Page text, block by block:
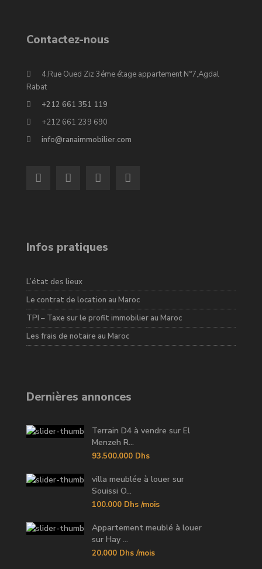
Contactez-nous
4,Rue Oued Ziz 3éme étage appartement N°7,Agdal
Rabat
+212 661 351 119
+212 661 239 690
info@ranaimmobilier.com
Infos pratiques
L’état des lieux
Le contrat de location au Maroc
TPI – Taxe sur le profit immobilier au Maroc
Les frais de notaire au Maroc
Dernières annonces
Terrain D4 à vendre sur El
Menzeh R...
93.500.000 Dhs
villa meublée à louer sur
Souissi O...
100.000 Dhs /mois
Appartement meublé à louer
sur Hay ...
20.000 Dhs /mois